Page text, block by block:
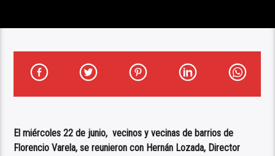
El miércoles 22 de junio, vecinos y vecinas de barrios de
Florencio Varela, se reunieron con Hernán Lozada, Director